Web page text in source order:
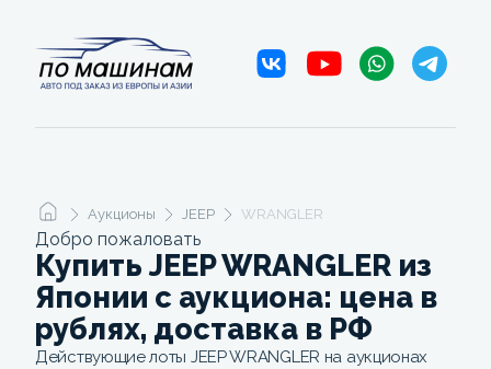
Аукционы JEEP WRANGLER
Добро пожаловать
Купить JEEP WRANGLER из
Японии с аукциона: цена в
рублях, доставка в РФ
Действующие лоты JEEP WRANGLER на аукционах